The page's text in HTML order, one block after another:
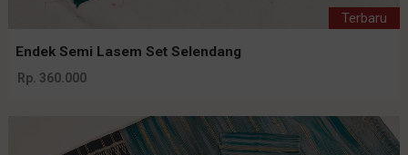
Terbaru
Endek Semi Lasem Set Selendang
Rp. 360.000